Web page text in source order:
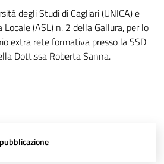
degli Studi di Cagliari (UNICA) e
Locale (ASL) n. 2 della Gallura, per lo
extra rete formativa presso la SSD
Dott.ssa Roberta Sanna.